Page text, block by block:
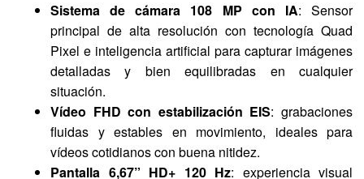
Sistema de cámara 108 MP con IA: Sensor
principal de alta resolución con tecnología Quad
Pixel e inteligencia artificial para capturar imágenes
detalladas y bien equilibradas en cualquier
situación.
Vídeo FHD con estabilización EIS: grabaciones
fluidas y estables en movimiento, ideales para
vídeos cotidianos con buena nitidez.
Pantalla 6,67” HD+ 120 Hz: experiencia visual